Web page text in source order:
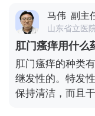
的，可以在阴道
剂，吃药之后不
硫仑反应。
马伟 副主
山东省立医
肛门瘙痒用什么
肛门瘙痒的种类
继发性的。特发
保持清洁，而且